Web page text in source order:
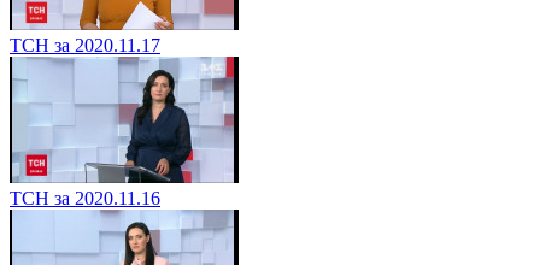
ТСН за 2020.11.17
ТСН за 2020.11.16